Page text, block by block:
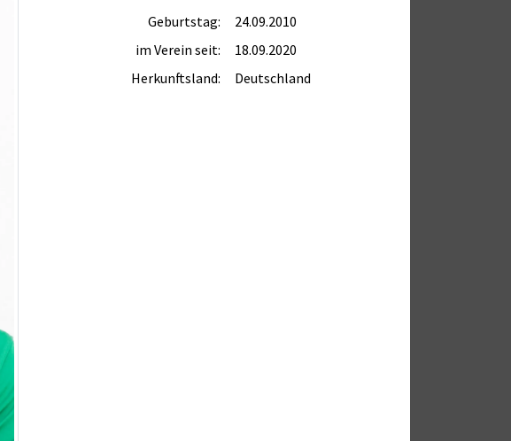
Geburtstag:
24.09.2010
im Verein seit:
18.09.2020
Herkunftsland:
Deutschland